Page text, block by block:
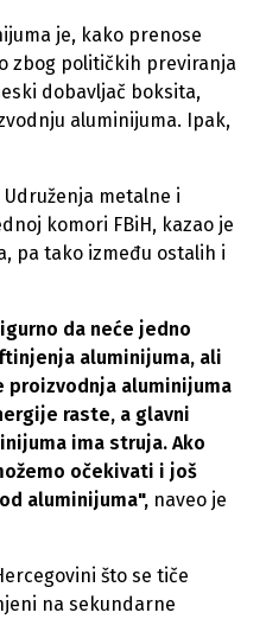
je, kako prenose
zbog političkih previranja
dobavljač boksita,
aluminijuma. Ipak,
metalne i
komori FBiH, kazao je
pa tako između ostalih i
da neće jedno
aluminijuma, ali
proizvodnja aluminijuma
raste, a glavni
ima struja. Ako
očekivati i još
aluminijuma", naveo je
što se tiče
na sekundarne